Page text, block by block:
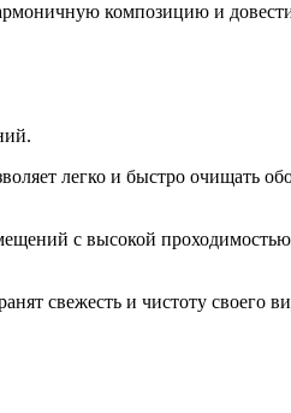
композицию и
легко и быстро очищать
с высокой
свежесть и чистоту своего